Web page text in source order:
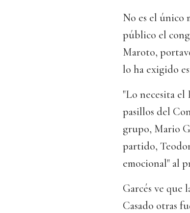
No es el único
público el
Maroto,
lo ha exigido
"Lo necesita el
pasillos del
grupo, Mario
partido,
emocional" al
Garcés ve que
Casado otras